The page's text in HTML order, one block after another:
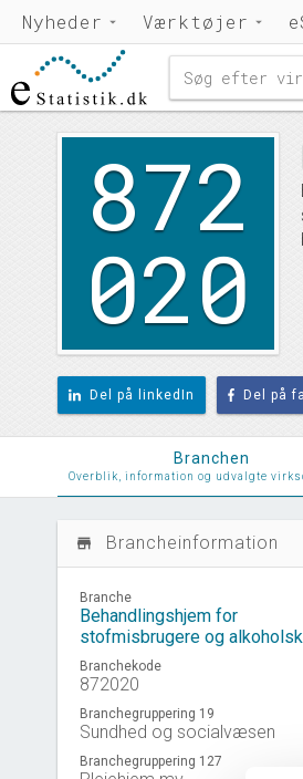
Nyheder Værktøjer
872
020
Del på linkedIn Del på
Branchen
Overblik, information og udvalgte
store_mall_directory Brancheinformation
Branche
Behandlingshjem for
stofmisbrugere og
Branchekode
872020
Branchegruppering 19
Sundhed og socialvæsen
Branchegruppering 127